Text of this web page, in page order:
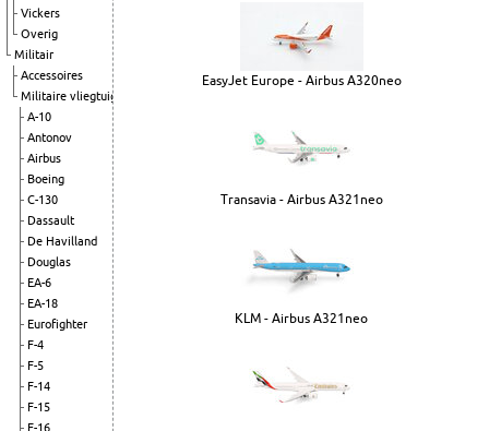
Vickers
Overig
Militair
Accessoires
Militaire vliegtuigen
A-10
Antonov
Airbus
Boeing
C-130
Dassault
De Havilland
Douglas
EA-6
EA-18
Eurofighter
F-4
F-5
F-14
F-15
F-16
EasyJet Europe - Airbus A320neo
Transavia - Airbus A321neo
KLM - Airbus A321neo